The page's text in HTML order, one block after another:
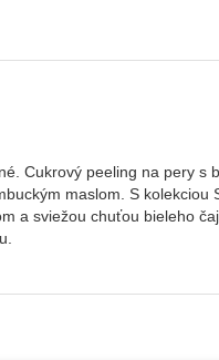
Cukrový peeling na pery s
maslom. S kolekciou
a sviežou chuťou bieleho